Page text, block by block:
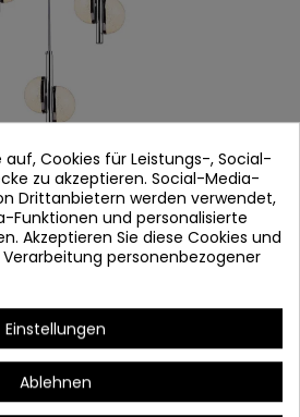
auf, Cookies für Leistungs-, Social-
zu akzeptieren. Social-Media-
Drittanbietern werden verwendet,
Funktionen und personalisierte
Akzeptieren Sie diese Cookies und
personenbezogener
Einstellungen
Ablehnen